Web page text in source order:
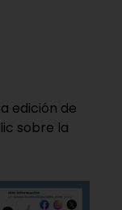
edición de
sobre la